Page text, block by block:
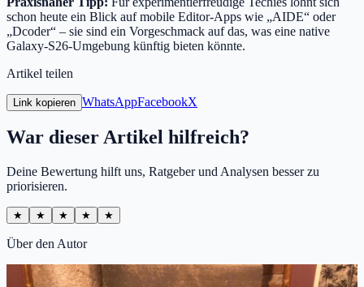
schon heute ein Blick auf mobile Editor-Apps wie „AIDE“ oder
„Dcoder“ – sie sind ein Vorgeschmack auf das, was eine native
Galaxy-S26-Umgebung künftig bieten könnte.
Artikel teilen
Link kopieren WhatsAppFacebookX
War dieser Artikel hilfreich?
Deine Bewertung hilft uns, Ratgeber und Analysen besser zu
priorisieren.
★ ★ ★ ★ ★
Über den Autor